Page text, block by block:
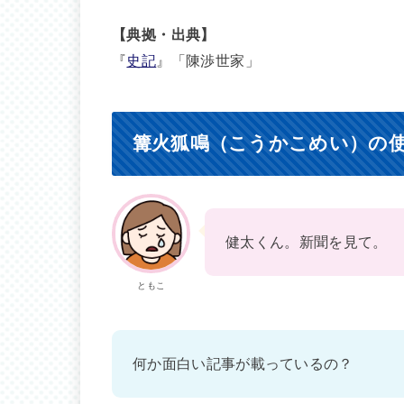
【典拠・出典】
『史記 』「陳渉世家」
篝火狐鳴（こうかこめい）の
ともこ
健太くん。新聞を見て。
何か面白い記事が載っているの？